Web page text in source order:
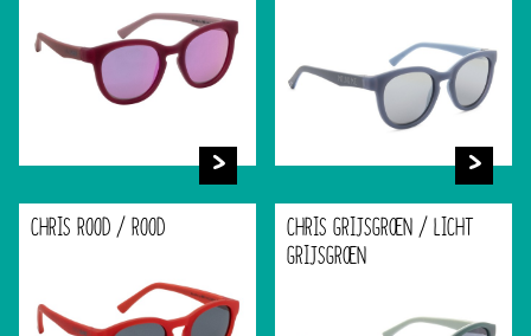
CHRIS ROOD / ROOD
CHRIS GRIJSGROEN / LICHT
GRIJSGROEN